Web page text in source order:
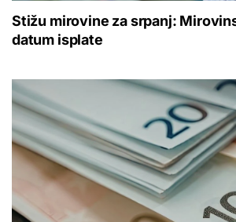
Stižu mirovine za srpanj:
datum isplate